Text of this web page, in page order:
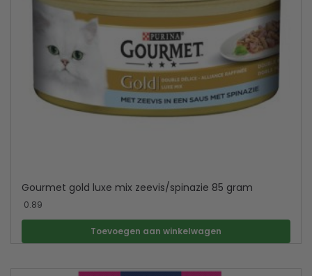
Gourmet gold luxe mix zeevis/spinazie 85 gram
0.89
Toevoegen aan winkelwagen